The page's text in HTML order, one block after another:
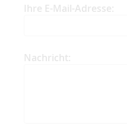
Ihre E-Mail-Adresse:
Nachricht: